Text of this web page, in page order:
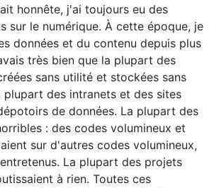
honnête, j'ai toujours eu des
sur le numérique. À cette époque, je
données et du contenu depuis plus
très bien que la plupart des
sans utilité et stockées sans
plupart des intranets et des sites
de données. La plupart des
: des codes volumineux et
sur d'autres codes volumineux,
La plupart des projets
à rien. Toutes ces